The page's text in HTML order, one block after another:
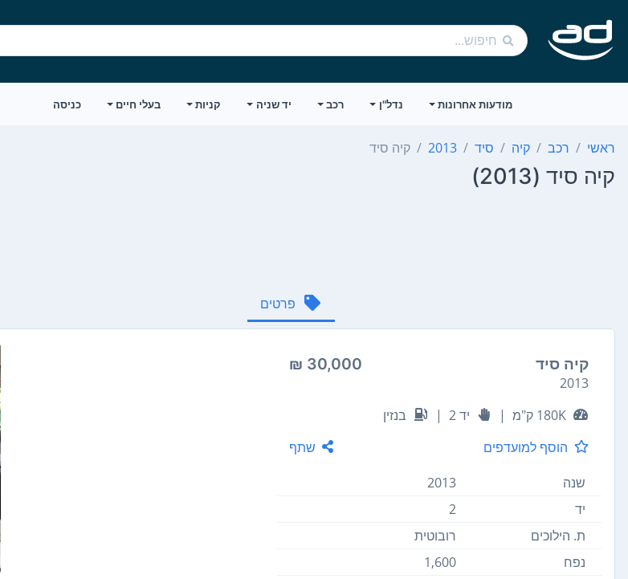
מודעות אחרונות נדל"ן רכב יד שניה קניות בעלי חיים כניסה
ראשי רכב קיה סיד 2013 קיה סיד
קיה סיד (2013)
פרטים
קיה סיד 30,000 ₪
2013
180K ק"מ
| יד 2 |
בנזין
הוסף למועדפים
שתף
שנה
2013
יד
2
ת. הילוכים
רובוטית
נפח
1,600